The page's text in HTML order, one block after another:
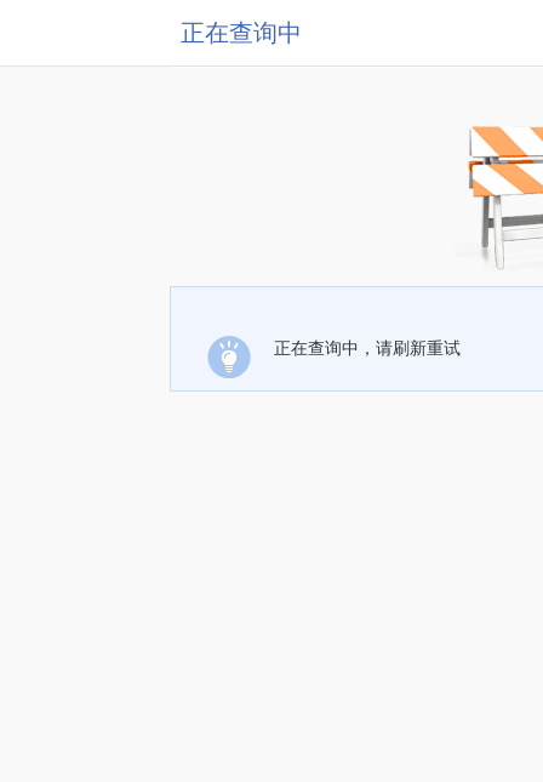
正在查询中
正在查询中，请刷新重试